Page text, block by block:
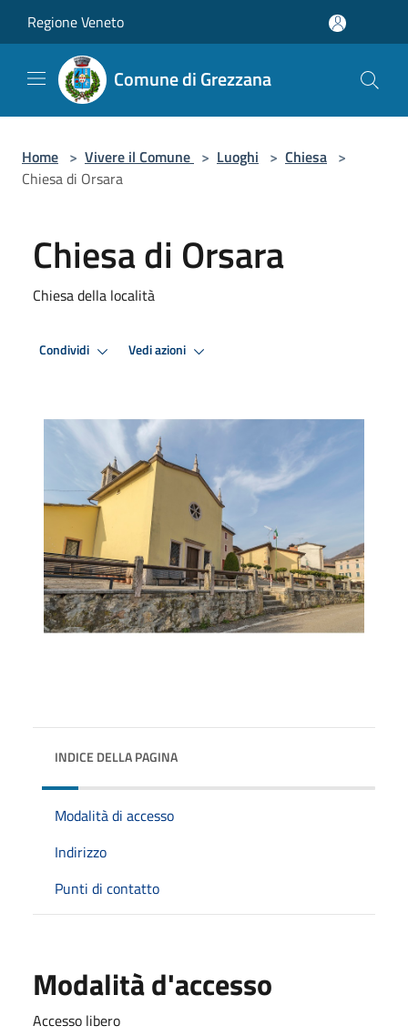
Regione Veneto
Comune di Grezzana
Home > Vivere il Comune > Luoghi > Chiesa >
Chiesa di Orsara
Chiesa di Orsara
Chiesa della località
Condividi Vedi azioni
INDICE DELLA PAGINA
Modalità di accesso
Indirizzo
Punti di contatto
Modalità d'accesso
Accesso libero